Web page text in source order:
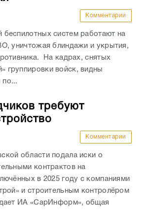
Комментарии
беспилотных систем работают на
уничтожая блиндажи и укрытия,
На кадрах, снятых
группировки войск, видны
требуют
Комментарии
области подала иски о
контрактов на
в 2025 году с компаниями
и строительным контролёром
ИА «СарИнформ», общая